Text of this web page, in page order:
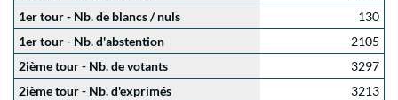
1er tour - Nb. de blancs / nuls
130
1er tour - Nb. d'abstention
2105
2ième tour - Nb. de votants
3297
2ième tour - Nb. d'exprimés
3213